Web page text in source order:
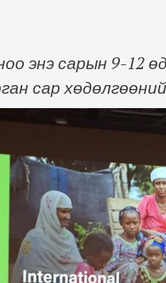
энэ сарын 9-12
сар
бусад
загалмайн
оролцож